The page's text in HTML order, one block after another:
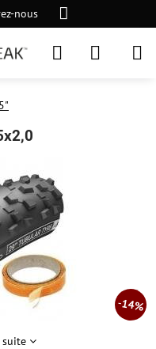
nous
14%
suite